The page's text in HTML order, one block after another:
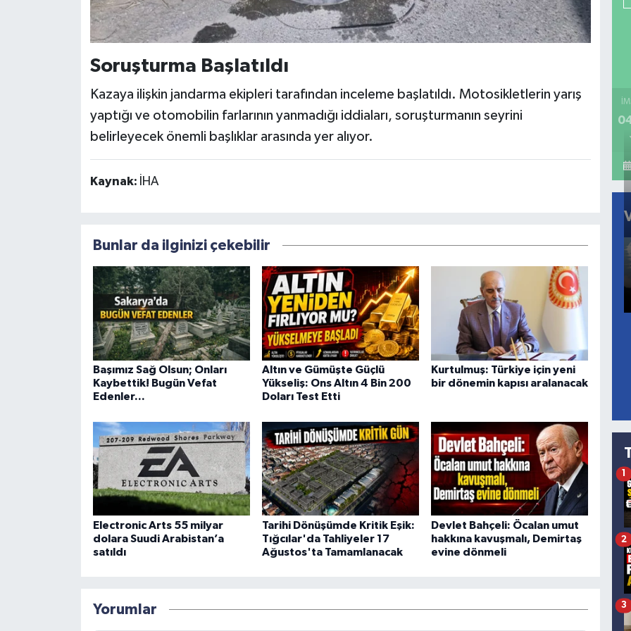
Soruşturma Başlatıldı
Kazaya ilişkin jandarma ekipleri tarafından inceleme başlatıldı. Motosikletlerin yarış
yaptığı ve otomobilin farlarının yanmadığı iddiaları, soruşturmanın seyrini
belirleyecek önemli başlıklar arasında yer alıyor.
Kaynak: İHA
Bunlar da ilginizi çekebilir
Başımız Sağ Olsun; Onları
Kaybettik! Bugün Vefat
Edenler...
Altın ve Gümüşte Güçlü
Yükseliş: Ons Altın 4 Bin 200
Doları Test Etti
Kurtulmuş: Türkiye için yeni
bir dönemin kapısı aralanacak
Electronic Arts 55 milyar
dolara Suudi Arabistan’a
satıldı
Tarihi Dönüşümde Kritik Eşik:
Tığcılar'da Tahliyeler 17
Ağustos'ta Tamamlanacak
Devlet Bahçeli: Öcalan umut
hakkına kavuşmalı, Demirtaş
evine dönmeli
Yorumlar
1
2
3